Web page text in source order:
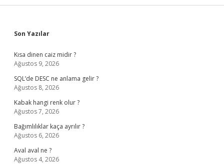
Sidebar
Son Yazılar
Kısa dinen caiz midir ?
Ağustos 9, 2026
SQL’de DESC ne anlama gelir ?
Ağustos 8, 2026
Kabak hangi renk olur ?
Ağustos 7, 2026
Bağımlılıklar kaça ayrılır ?
Ağustos 6, 2026
Aval aval ne ?
Ağustos 4, 2026